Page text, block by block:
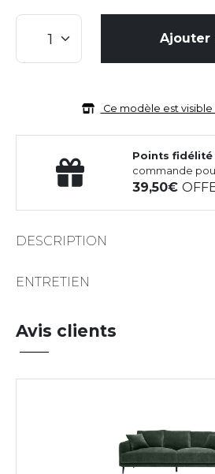
Ajouter
Ce modèle est
Points fidélité
commande
39,50
DESCRIPTION
ENTRETIEN
Avis clients